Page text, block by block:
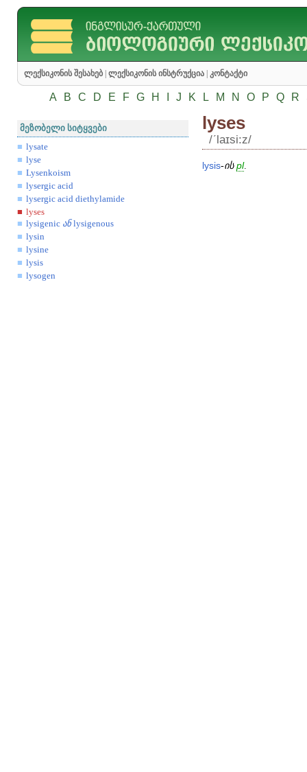
ლექსიკონის შესახებ ლექსიკონის ინსტრუქცია კონტაქტი
A B C D E F G H J K L M N O P Q R
მეზობელი სიტყვები
lysate
lyse
Lysenkoism
lysergic acid
lysergic acid diethylamide
lyses
lysigenic ან lysigenous
lysin
lysine
lysis
lysogen
lyses
/ʹlaɪsi:z/
lysis-ის pl.